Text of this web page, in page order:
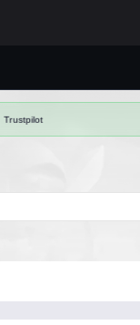
Trustpilot